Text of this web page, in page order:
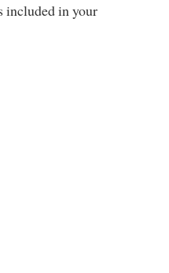
included in your